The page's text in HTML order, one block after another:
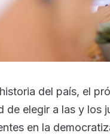
del país, el
de elegir a las y los
en la